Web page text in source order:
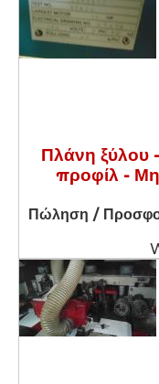
Πλάνη ξύλου
προφίλ -
Πώληση /